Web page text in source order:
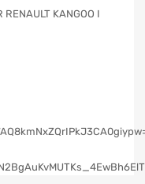
RENAULT KANGOO I